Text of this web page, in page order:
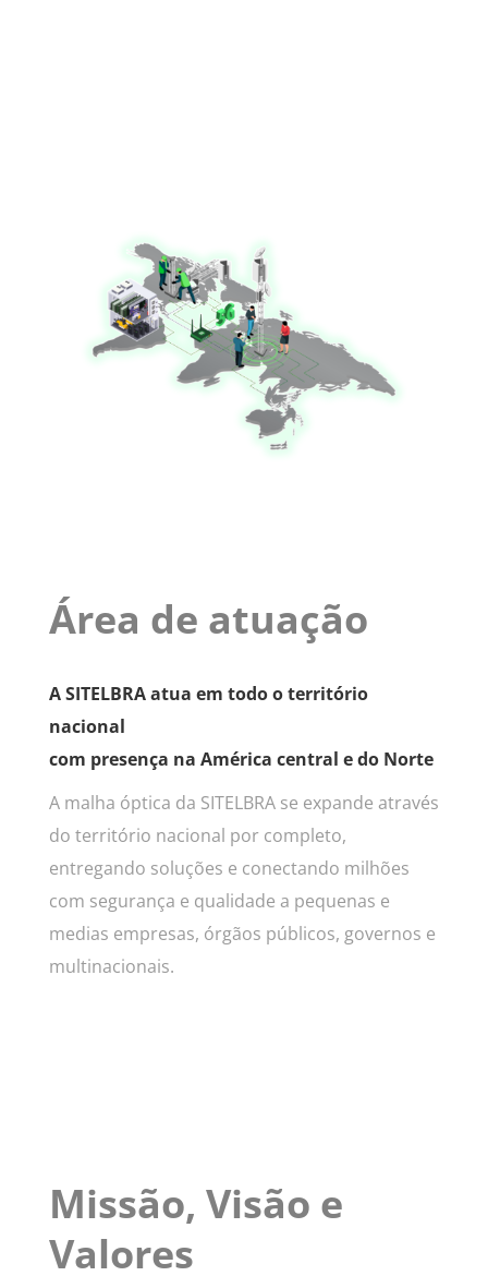
Área de atuação
A SITELBRA atua em todo o território
nacional
com presença na América central e do Norte
A malha óptica da SITELBRA se expande através
do território nacional por completo,
entregando soluções e conectando milhões
com segurança e qualidade a pequenas e
medias empresas, órgãos públicos, governos e
multinacionais.
Missão, Visão e
Valores